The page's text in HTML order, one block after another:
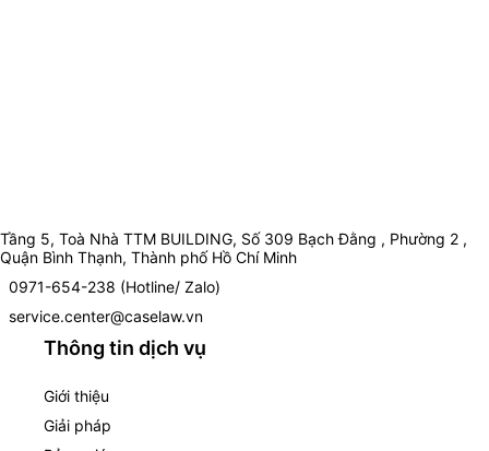
Tầng 5, Toà Nhà TTM BUILDING, Số 309 Bạch Đằng , Phường 2 ,
Quận Bình Thạnh, Thành phố Hồ Chí Minh
0971-654-238 (Hotline/ Zalo)
service.center@caselaw.vn
Thông tin dịch vụ
Giới thiệu
Giải pháp